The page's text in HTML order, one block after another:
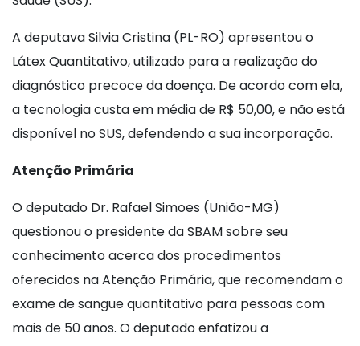
A deputava Silvia Cristina (PL-RO) apresentou o
Látex Quantitativo, utilizado para a realização do
diagnóstico precoce da doença. De acordo com ela,
a tecnologia custa em média de R$ 50,00, e não está
disponível no SUS, defendendo a sua incorporação.
Atenção Primária
O deputado Dr. Rafael Simoes (União-MG)
questionou o presidente da SBAM sobre seu
conhecimento acerca dos procedimentos
oferecidos na Atenção Primária, que recomendam o
exame de sangue quantitativo para pessoas com
mais de 50 anos. O deputado enfatizou a